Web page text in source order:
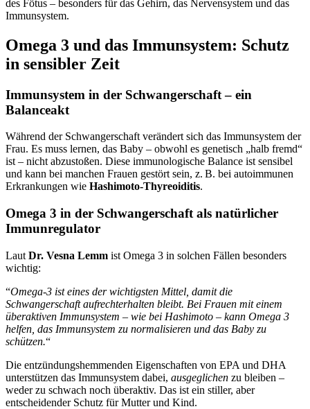
des Fötus – besonders für das Gehirn, das Nervensystem und das
Immunsystem.
Omega 3 und das Immunsystem: Schutz
in sensibler Zeit
Immunsystem in der Schwangerschaft – ein
Balanceakt
Während der Schwangerschaft verändert sich das Immunsystem der
Frau. Es muss lernen, das Baby – obwohl es genetisch „halb fremd“
ist – nicht abzustoßen. Diese immunologische Balance ist sensibel
und kann bei manchen Frauen gestört sein, z. B. bei autoimmunen
Erkrankungen wie Hashimoto-Thyreoiditis.
Omega 3 in der Schwangerschaft als natürlicher
Immunregulator
Laut Dr. Vesna Lemm ist Omega 3 in solchen Fällen besonders
wichtig:
“Omega-3 ist eines der wichtigsten Mittel, damit die
Schwangerschaft aufrechterhalten bleibt. Bei Frauen mit einem
überaktiven Immunsystem – wie bei Hashimoto – kann Omega 3
helfen, das Immunsystem zu normalisieren und das Baby zu
schützen.“
Die entzündungshemmenden Eigenschaften von EPA und DHA
unterstützen das Immunsystem dabei, ausgeglichen zu bleiben –
weder zu schwach noch überaktiv. Das ist ein stiller, aber
entscheidender Schutz für Mutter und Kind.